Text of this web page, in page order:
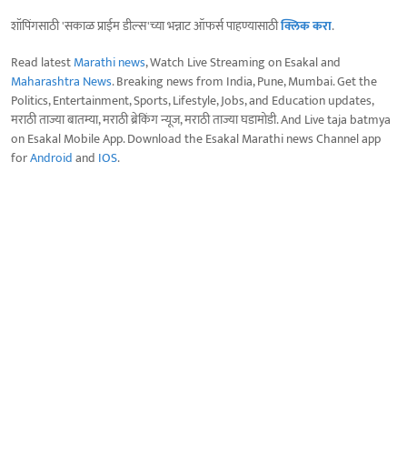
शॉपिंगसाठी 'सकाळ प्राईम डील्स'च्या भन्नाट ऑफर्स पाहण्यासाठीक्लिक करा.
Read latestMarathi news, Watch Live Streaming on Esakal and
Maharashtra News. Breaking news from India, Pune, Mumbai. Get the
Politics, Entertainment, Sports, Lifestyle, Jobs, and Education updates,
मराठी ताज्या बातम्या, मराठी ब्रेकिंग न्यूज, मराठी ताज्या घडामोडी. And Live taja batmya
on Esakal Mobile App. Download the Esakal Marathi news Channel app
forAndroidand IOS.